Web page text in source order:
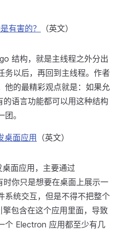
有害的？ （英文）
结构，就是主线程之外分出
务以后，再回到主线程。作者
他的最精彩观点就是：如果允
语言功能都可以用这种结构
。
桌面应用 （英文）
面应用，主要通过
你只是想要在桌面上展示一
系统交互，但是不得不把整个
包含在这个应用里面，导致
个 Electron 应用都至少有几